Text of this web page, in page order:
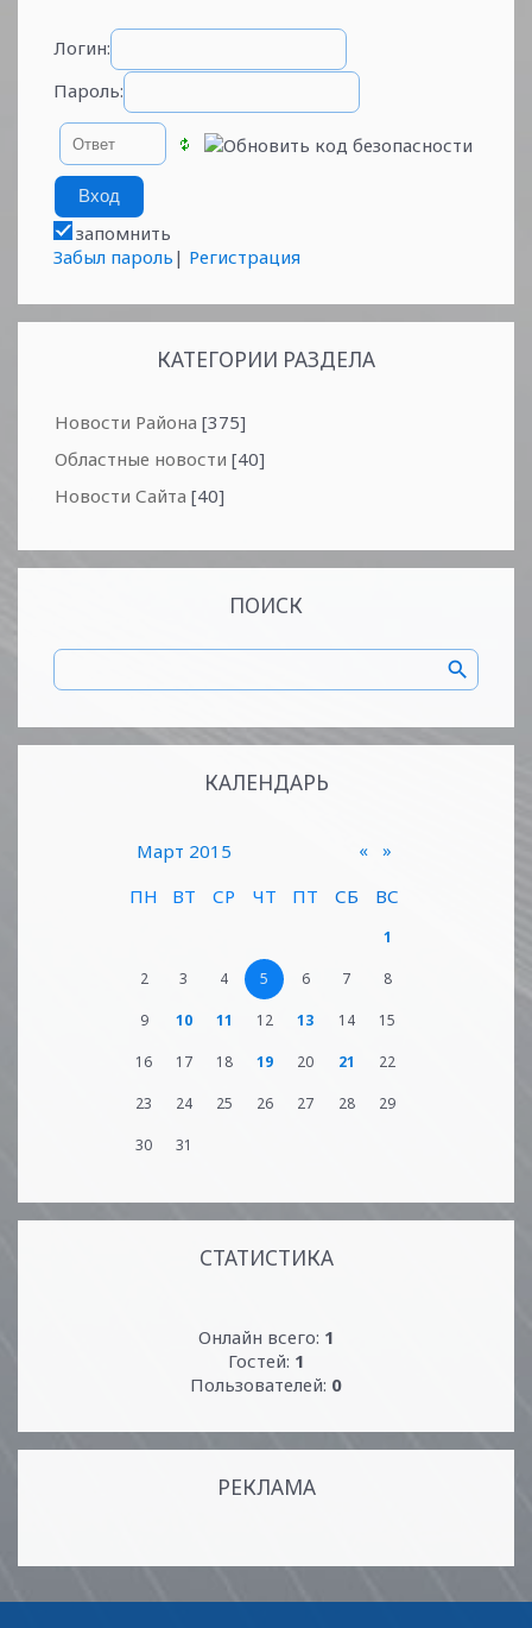
Логин:
Пароль:
запомнить
Забыл пароль | Регистрация
КАТЕГОРИИ РАЗДЕЛА
Новости Района [375]
Областные новости [40]
Новости Сайта [40]
ПОИСК
КАЛЕНДАРЬ
«
Март 2015
»
ПН
ВТ СР ЧТ ПТ СБ ВС
1
2 3 4 5 6 7 8
9 10 11 12 13 14 15
16 17 18 19 20 21 22
23 24 25 26 27 28 29
30 31
СТАТИСТИКА
Онлайн всего: 1
Гостей: 1
Пользователей: 0
РЕКЛАМА